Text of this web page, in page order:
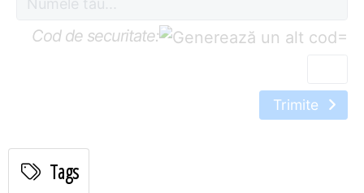
Cod de securitate: =
Trimite
Tags